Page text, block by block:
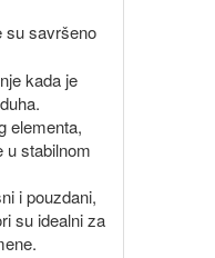
su savršeno
kada je
elementa,
u stabilnom
i pouzdani,
su idealni za